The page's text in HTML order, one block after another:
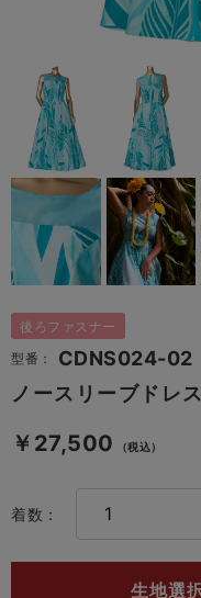
後ろファスナー
型番：
CDNS024-02
ノースリーブドレス
￥27,500 （税込）
着数：